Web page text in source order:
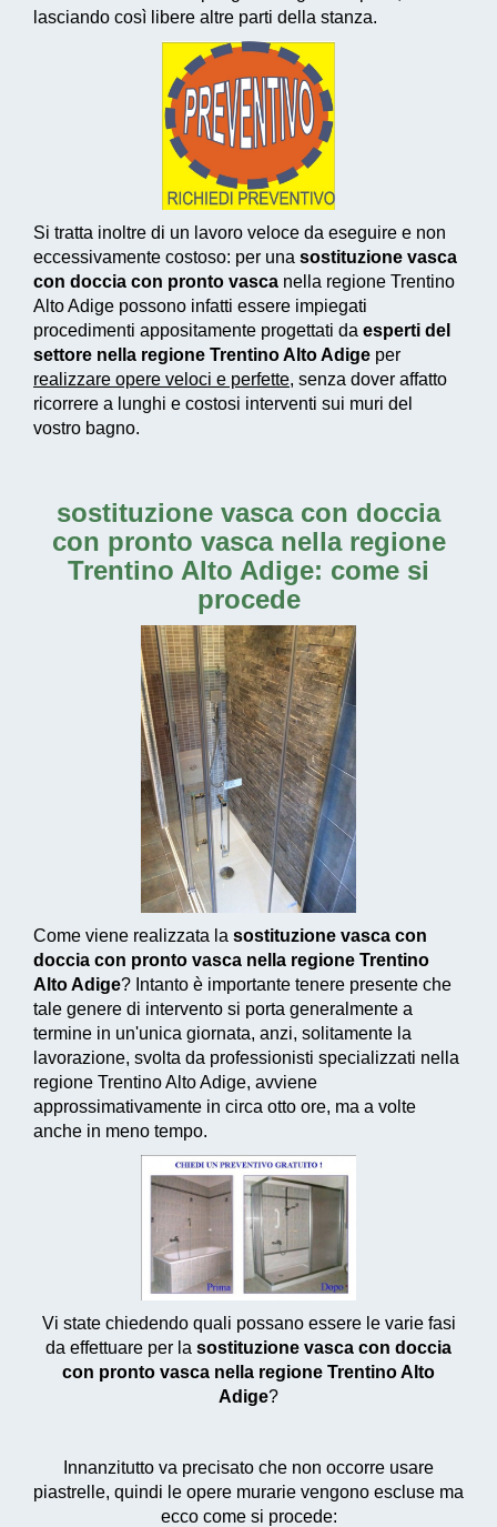
lasciando così libere altre parti della stanza.
Si tratta inoltre di un lavoro veloce da eseguire e non
eccessivamente costoso: per una sostituzione vasca
con doccia con pronto vasca nella regione Trentino
Alto Adige possono infatti essere impiegati
procedimenti appositamente progettati da esperti del
settore nella regione Trentino Alto Adige per
realizzare opere veloci e perfette, senza dover affatto
ricorrere a lunghi e costosi interventi sui muri del
vostro bagno.
sostituzione vasca con doccia
con pronto vasca nella regione
Trentino Alto Adige: come si
procede
Come viene realizzata la sostituzione vasca con
doccia con pronto vasca nella regione Trentino
Alto Adige? Intanto è importante tenere presente che
tale genere di intervento si porta generalmente a
termine in un'unica giornata, anzi, solitamente la
lavorazione, svolta da professionisti specializzati nella
regione Trentino Alto Adige, avviene
approssimativamente in circa otto ore, ma a volte
anche in meno tempo.
Vi state chiedendo quali possano essere le varie fasi
da effettuare per la sostituzione vasca con doccia
con pronto vasca nella regione Trentino Alto
Adige?
Innanzitutto va precisato che non occorre usare
piastrelle, quindi le opere murarie vengono escluse ma
ecco come si procede: